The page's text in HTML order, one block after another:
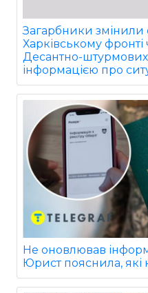
Загарбники змінили
Харківському фронті
Десантно-штурмових
інформацією про
Не оновлював
Юрист пояснила, які